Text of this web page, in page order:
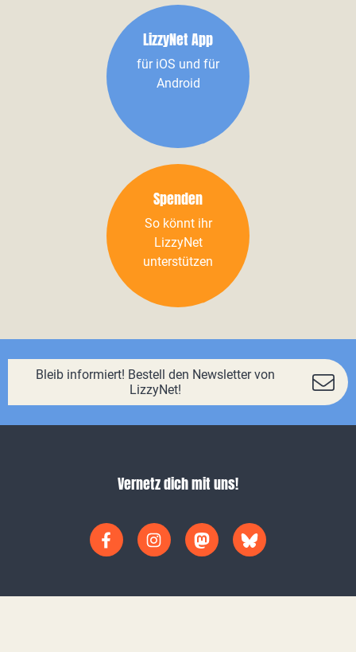
LizzyNet App
für iOS und für
Android
Spenden
So könnt ihr
LizzyNet
unterstützen
Bleib informiert! Bestell den Newsletter von
LizzyNet!
Vernetz dich mit uns!